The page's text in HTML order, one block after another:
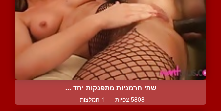
שתי חרמניות מתפנקות יחד ...
5808 צפיות | 1 המלצות